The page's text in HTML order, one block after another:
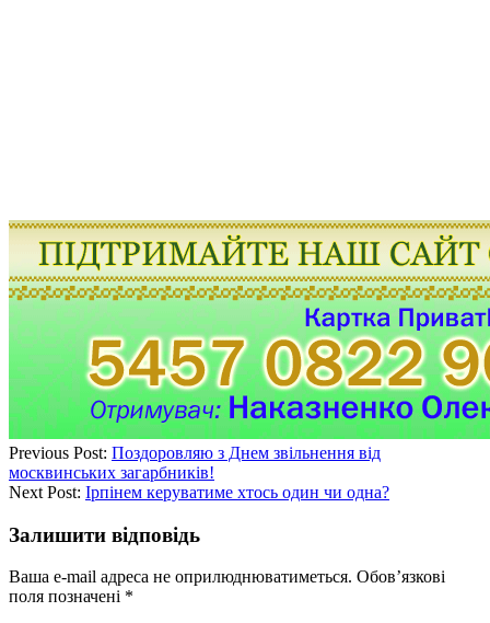
Previous Post: Поздоровляю з Днем звільнення від
москвинських загарбників!
Next Post: Ірпінем керуватиме хтось один чи одна?
Залишити відповідь
Ваша e-mail адреса не оприлюднюватиметься. Обов’язкові
поля позначені *